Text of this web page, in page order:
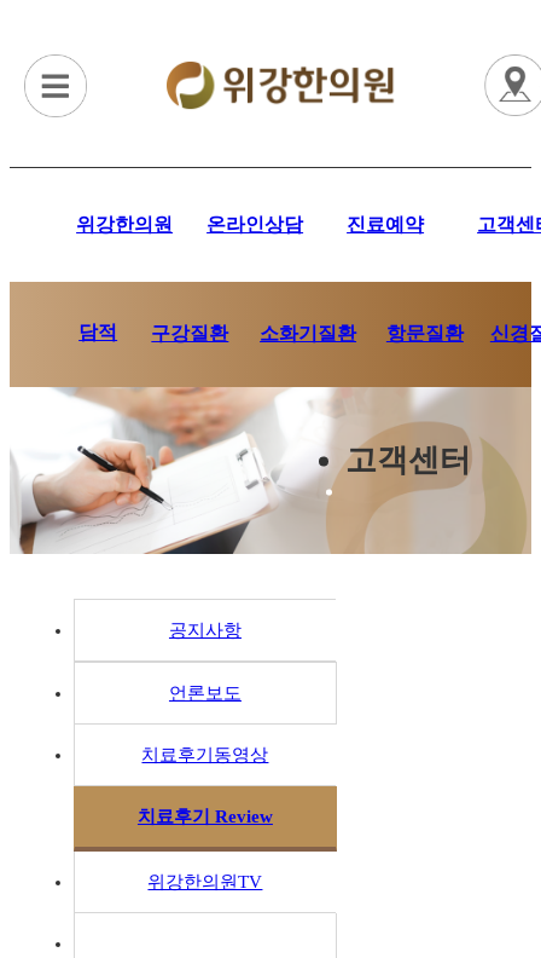
위강한의원 온라인상담 진료예약 고객센
담적 구강질환 소화기질환 항문질환 신경
고객센터
공지사항
언론보도
치료후기동영상
치료후기 Review
위강한의원TV